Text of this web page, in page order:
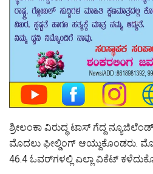
ಶ್ರೀಲಂಕಾ ವಿರುದ್ಧ ಟಾಸ್ ಗೆದ್ದ
ಮೊದಲು ಫೀಲ್ಡಿಂಗ್ ಆಯ್ದುಕೊಂಡರು.
46.4 ಓವರ್‌ಗಳಲ್ಲಿ ಎಲ್ಲಾ ವಿಕೆಟ್‌